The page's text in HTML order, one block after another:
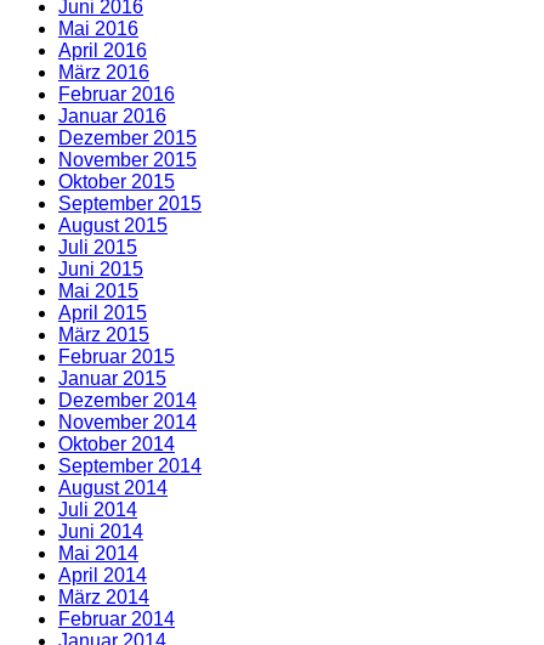
Juni 2016
Mai 2016
April 2016
März 2016
Februar 2016
Januar 2016
Dezember 2015
November 2015
Oktober 2015
September 2015
August 2015
Juli 2015
Juni 2015
Mai 2015
April 2015
März 2015
Februar 2015
Januar 2015
Dezember 2014
November 2014
Oktober 2014
September 2014
August 2014
Juli 2014
Juni 2014
Mai 2014
April 2014
März 2014
Februar 2014